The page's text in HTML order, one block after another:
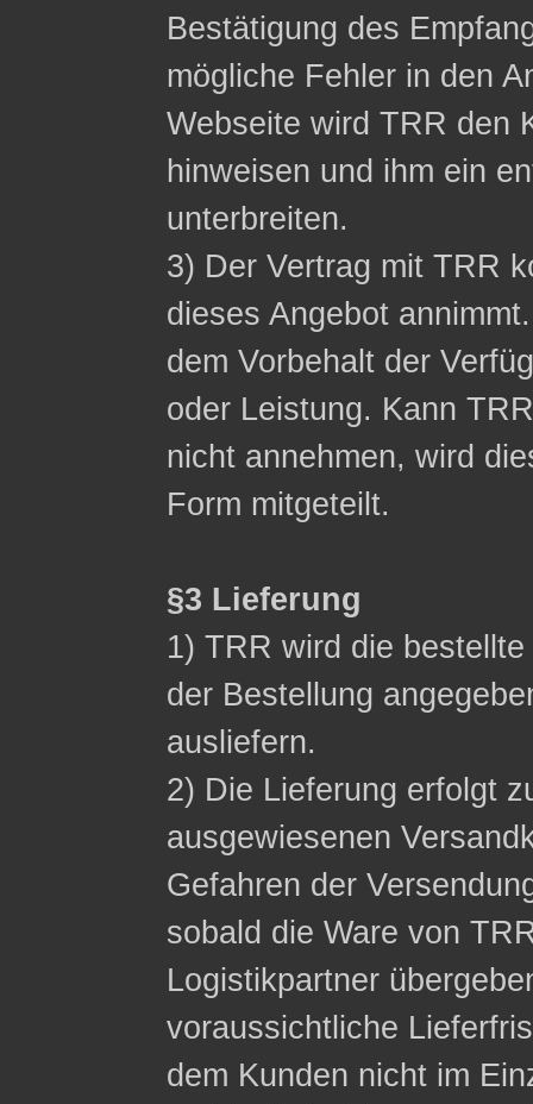
Bestätigung des
mögliche Fehler in den
Webseite wird TRR den
hinweisen und ihm ein
unterbreiten.
3) Der Vertrag mit TRR
dieses Angebot
dem Vorbehalt der
oder Leistung. Kann
nicht annehmen, wird
Form mitgeteilt.
§3 Lieferung
1) TRR wird die
der Bestellung
ausliefern.
2) Die Lieferung erfolgt
ausgewiesenen
Gefahren der
sobald die Ware von
Logistikpartner
voraussichtliche
dem Kunden nicht im